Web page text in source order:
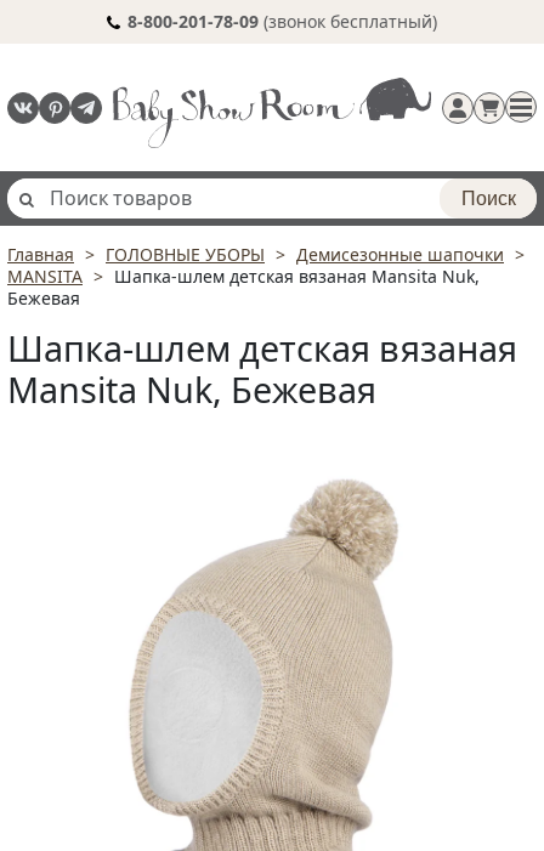
8-800-201-78-09 (звонок бесплатный)
Регистрация
Поиск
Главная ГОЛОВНЫЕ УБОРЫ
Демисезонные шапочки
MANSITA
Шапка-шлем детская вязаная Mansita Nuk,
Бежевая
Шапка-шлем детская вязаная
Mansita Nuk, Бежевая